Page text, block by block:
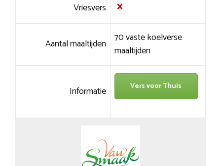
Vriesvers
Aantal maaltijden 70 vaste koelverse
maaltijden
Informatie Vers voor Thuis